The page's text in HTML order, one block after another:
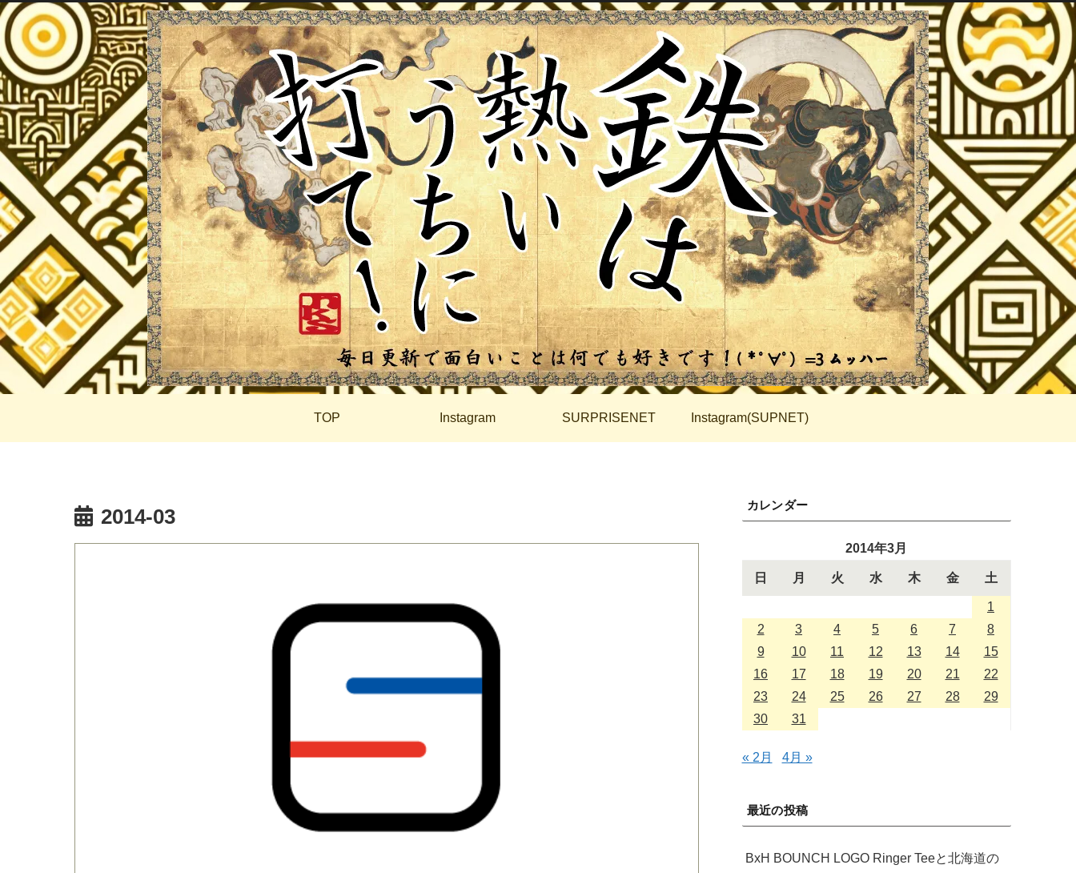
TOP Instagram SURPRISENET Instagram(SUPNET)
2014-03 カレンダー
2014年3月
日 月 火 水 木 金 土
1
2
3 4 5 6 7
8
9
10 11 12 13 14
15
16
17 18 19 20 21
22
23
24 25 26 27 28
29
30
31
« 2月 4月 »
最近の投稿
BxH BOUNCH LOGO Ringer Teeと北海道の